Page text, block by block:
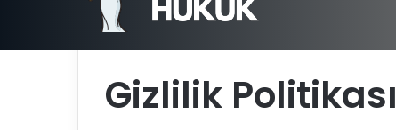
Gizlilik Politikası